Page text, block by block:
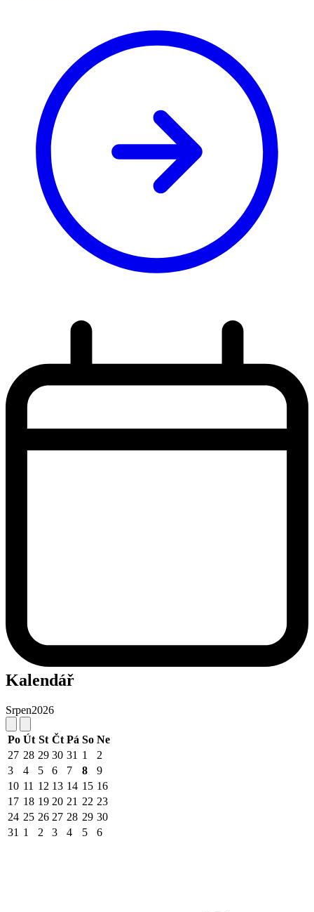
Kalendář
Srpen2026
Po Út St Čt Pá So Ne
27 28 29 30 31 1
2
3
4 5 6 7 8
9
10 11 12 13 14 15 16
17 18 19 20 21 22 23
24 25 26 27 28 29 30
31 1 2 3 4 5 6